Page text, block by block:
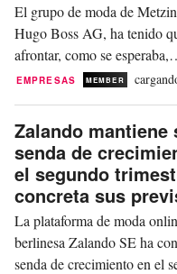
El grupo de moda de
Hugo Boss AG, ha tenido
afrontar, como se esperaba,
importantes pérdidas en su
embargo, el CEO Daniel
considera que la empresa,
actualmente se enfrenta a
adquisición por parte del
británico...
EMPRESAS MEMBER
Zalando mantiene
senda de
el segundo
concreta sus
La plataforma de moda
berlinesa Zalando SE ha
senda de crecimiento en el